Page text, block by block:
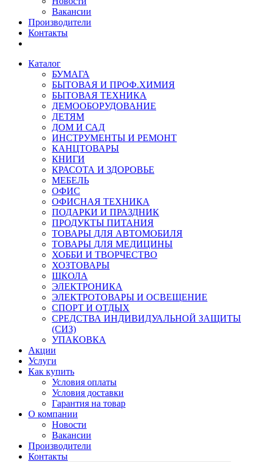
Вакансии
Производители
Контакты
Каталог
БУМАГА
БЫТОВАЯ И ПРОФ.ХИМИЯ
БЫТОВАЯ ТЕХНИКА
ДЕМООБОРУДОВАНИЕ
ДЕТЯМ
ДОМ И САД
ИНСТРУМЕНТЫ И РЕМОНТ
КАНЦТОВАРЫ
КНИГИ
КРАСОТА И ЗДОРОВЬЕ
МЕБЕЛЬ
ОФИС
ОФИСНАЯ ТЕХНИКА
ПОДАРКИ И ПРАЗДНИК
ПРОДУКТЫ ПИТАНИЯ
ТОВАРЫ ДЛЯ АВТОМОБИЛЯ
ТОВАРЫ ДЛЯ МЕДИЦИНЫ
ХОББИ И ТВОРЧЕСТВО
ХОЗТОВАРЫ
ШКОЛА
ЭЛЕКТРОНИКА
ЭЛЕКТРОТОВАРЫ И ОСВЕЩЕНИЕ
СПОРТ И ОТДЫХ
СРЕДСТВА ИНДИВИДУАЛЬНОЙ ЗАЩИТЫ
(СИЗ)
УПАКОВКА
Акции
Услуги
Как купить
Условия оплаты
Условия доставки
Гарантия на товар
О компании
Новости
Вакансии
Производители
Контакты